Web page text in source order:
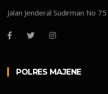
Jalan Jenderal Sudirman No
POLRES MAJENE